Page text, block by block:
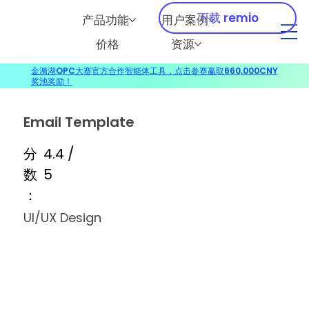
产品功能
用户案例
价格
资源
下载 remio
Email Template
分
数
：
4.4 /
5
UI/UX Design
金漪湖OPC大赛官方合作智能体工具，点击参赛赢取660,000CNY
奖池奖励！